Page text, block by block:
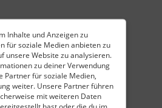
Inhalte und Anzeigen zu
für soziale Medien anbieten zu
unsere Website zu analysieren.
zu deiner Verwendung
Partner für soziale Medien,
weiter. Unsere Partner führen
mit weiteren Daten
Chomutov
Bahnhof Mohorn